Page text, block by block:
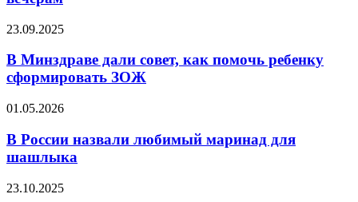
о
еды
вечерам
В
дали
совет,
как
ребенку
ЗОЖ
23.09.2025
В Минздраве дали совет, как помочь ребенку
сформировать ЗОЖ
В
назвали
любимый
маринад
шашлыка
01.05.2026
В России назвали любимый маринад для
шашлыка
Жена
23.10.2025